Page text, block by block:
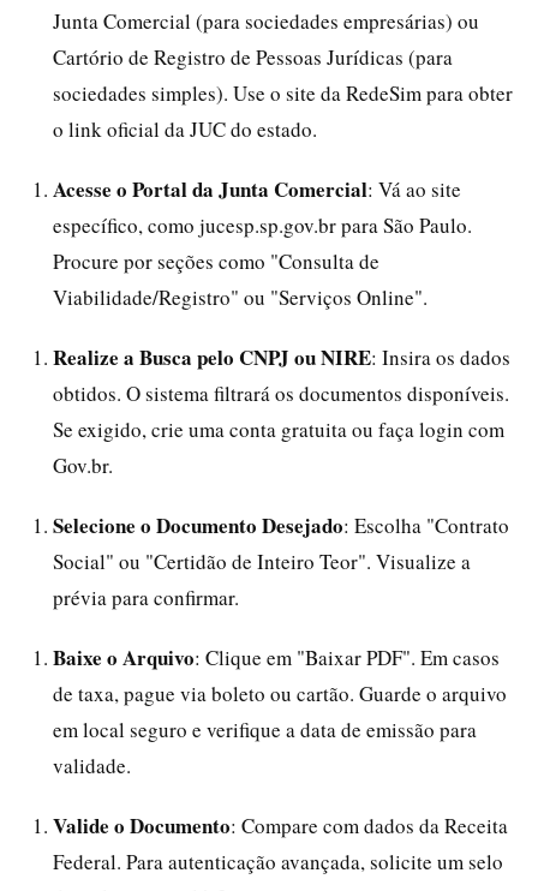
Junta Comercial (para sociedades empresárias) ou
Cartório de Registro de Pessoas Jurídicas (para
sociedades simples). Use o site da RedeSim para obter
o link oficial da JUC do estado.
Acesse o Portal da Junta Comercial: Vá ao site
específico, como jucesp.sp.gov.br para São Paulo.
Procure por seções como "Consulta de
Viabilidade/Registro" ou "Serviços Online".
Realize a Busca pelo CNPJ ou NIRE: Insira os dados
obtidos. O sistema filtrará os documentos disponíveis.
Se exigido, crie uma conta gratuita ou faça login com
Gov.br.
Selecione o Documento Desejado: Escolha "Contrato
Social" ou "Certidão de Inteiro Teor". Visualize a
prévia para confirmar.
Baixe o Arquivo: Clique em "Baixar PDF". Em casos
de taxa, pague via boleto ou cartão. Guarde o arquivo
em local seguro e verifique a data de emissão para
validade.
Valide o Documento: Compare com dados da Receita
Federal. Para autenticação avançada, solicite um selo